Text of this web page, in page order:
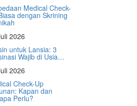
Medical Check-
dengan Skrining
2026
untuk Lansia: 3
Wajib di Usia…
2026
Check-Up
Kapan dan
Perlu?